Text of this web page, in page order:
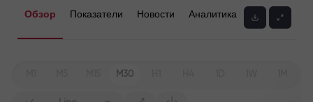
Обзор Показатели Новости Аналитика
M30